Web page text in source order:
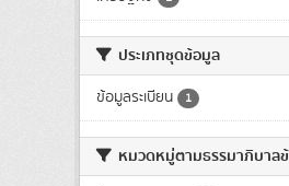
ประเภทชุดข้อมูล
ข้อมูลระเบียน 1
หมวดหมู่ตามธรรมาภิบาล